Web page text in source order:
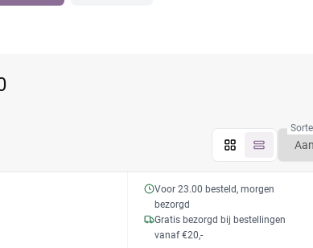
Voor 23.00 besteld, morgen
bezorgd
Gratis bezorgd bij bestellingen
vanaf €20,-